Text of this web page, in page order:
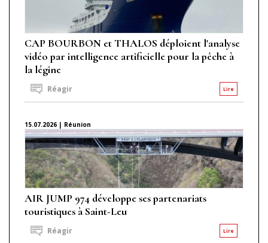
CAP BOURBON et THALOS déploient l'analyse
vidéo par intelligence artificielle pour la pêche à
la légine
Lire
Réagir
15.07.2026 | Réunion
AIR JUMP 974 développe ses partenariats
touristiques à Saint-Leu
Lire
Réagir